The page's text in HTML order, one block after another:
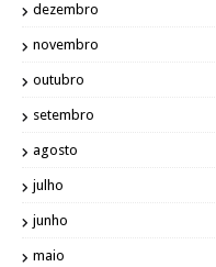
dezembro
novembro
outubro
setembro
agosto
julho
junho
maio